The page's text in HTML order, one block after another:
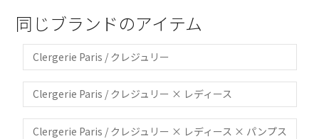
同じブランドのアイテム
Clergerie Paris / クレジュリー
Clergerie Paris / クレジュリー × レディース
Clergerie Paris / クレジュリー × レディース × パンプス